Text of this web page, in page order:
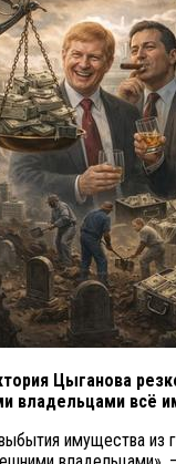
Цыганова
владельцами всё
имущества из